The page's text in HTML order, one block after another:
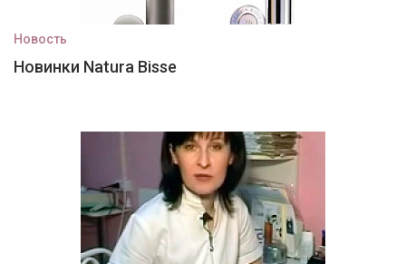
Новость
Новинки Natura Bisse